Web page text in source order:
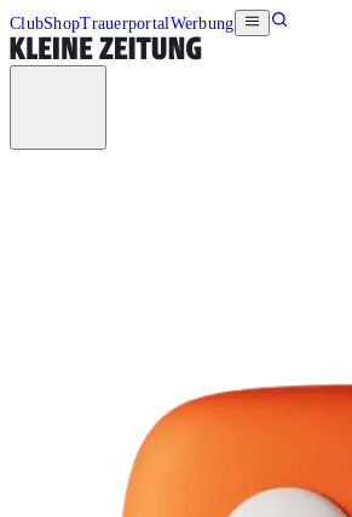
ClubShopTrauerportalWerbung